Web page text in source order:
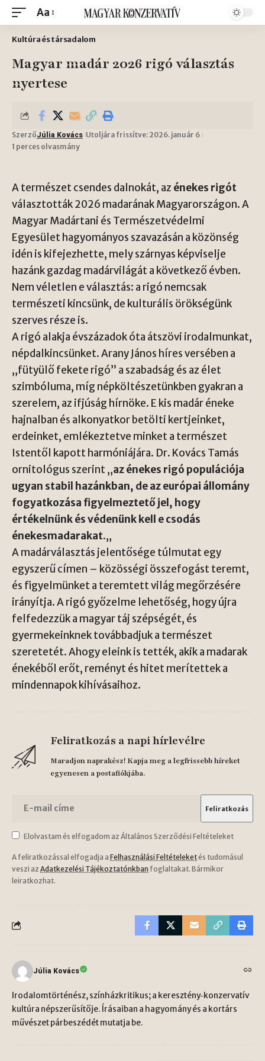
Aa
Kultúra és társadalom
Magyar madár 2026 rigó választás
nyertese
SzerzőJúlia Kovács Utoljára frissítve: 2026. január 6
1 perces olvasmány
A természet csendes dalnokát, az énekes rigót
választották 2026 madarának Magyarországon. A
Magyar Madártani és Természetvédelmi
Egyesület hagyományos szavazásán a közönség
idén is kifejezhette, mely szárnyas képviselje
hazánk gazdag madárvilágát a következő évben.
Nem véletlen e választás: a rigó nemcsak
természeti kincsünk, de kulturális örökségünk
szerves része is.
A rigó alakja évszázadok óta átszövi irodalmunkat,
népdalkincsünket. Arany János híres versében a
„fütyülő fekete rigó” a szabadság és az élet
szimbóluma, míg népköltészetünkben gyakran a
szerelem, az ifjúság hírnöke. E kis madár éneke
hajnalban és alkonyatkor betölti kertjeinket,
erdeinket, emlékeztetve minket a természet
Istentől kapott harmóniájára. Dr. Kovács Tamás
ornitológus szerint „az énekes rigó populációja
ugyan stabil hazánkban, de az európai állomány
fogyatkozása figyelmeztető jel, hogy
értékelnünk és védenünk kell e csodás
énekesmadarakat.„
A madárválasztás jelentősége túlmutat egy
egyszerű címen – közösségi összefogást teremt,
és figyelmünket a teremtett világ megőrzésére
irányítja. A rigó győzelme lehetőség, hogy újra
felfedezzük a magyar táj szépségét, és
gyermekeinknek továbbadjuk a természet
szeretetét. Ahogy eleink is tették, akik a madarak
énekéből erőt, reményt és hitet merítettek a
mindennapok kihívásaihoz.
Feliratkozás a napi hírlevélre
Maradjon naprakész! Kapja meg a legfrissebb híreket
egyenesen a postafiókjába.
Elolvastam és elfogadom az Általános Szerződési Feltételeket
A feliratkozással elfogadja a Felhasználási Feltételeketés tudomásul
veszi az Adatkezelési Tájékoztatónkban foglaltakat. Bármikor
leiratkozhat.
Júlia Kovács
Irodalomtörténész, színházkritikus; a keresztény‑konzervatív
kultúra népszerűsítője. Írásaiban a hagyomány és a kortárs
művészet párbeszédét mutatja be.